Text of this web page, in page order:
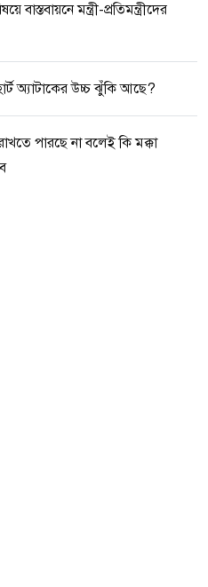
মন্ত্রী-প্রতিমন্ত্রীদের
অ্যাটাকের উচ্চ ঝুঁকি আছে?
পারছে না বলেই কি মক্কা